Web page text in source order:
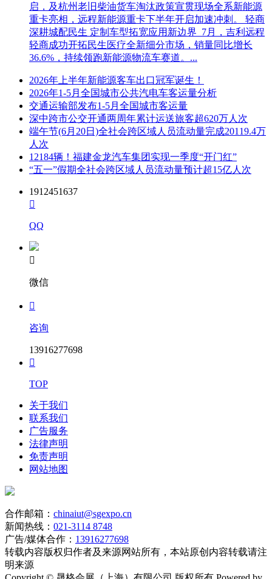
启，及杭州老旧柴油货车淘汰政策宣贯现场全系新能源
重卡亮相，远程新能源重卡下半年开启加速冲刺。 轻商
深耕城配民生 定制车型拓宽应用新边界 7月，吉利远程
轻商成功开拓民生医疗全新细分市场，销量同比增长
36.6%，持续领跑新能源物流车赛道。...
2026年上半年新能源客车出口冠军诞生！
2026年1-5月全国城市公共汽电车客运量分析
交通运输部发布1-5月全国城市客运量
深中跨市公交开通两周年累计运送旅客超620万人次
端午节(6月20日)全社会跨区域人员流动量完成20119.4万
人次
12184辆！福建金龙汽车集团实现一季度“开门红”
“五一”假期全社会跨区域人员流动量预计超15亿人次
1912451637

QQ

微信

咨询
13916277698

TOP
关于我们
联系我们
广告服务
法律声明
免责声明
网站地图
合作邮箱： chinaiut@sgexpo.cn
新闻热线： 021-3114 8748
广告/媒体合作： 13916277698
转载内容版权归作者及来源网站所有，本站原创内容转载请注
明来源